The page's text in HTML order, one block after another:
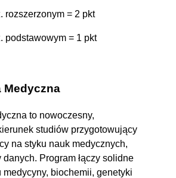
rozszerzonym = 2 pkt
podstawowym = 1 pkt
Medyczna
to nowoczesny,
studiów przygotowujący
na styku nauk medycznych,
Program łączy solidne
medycyny, biochemii, genetyki